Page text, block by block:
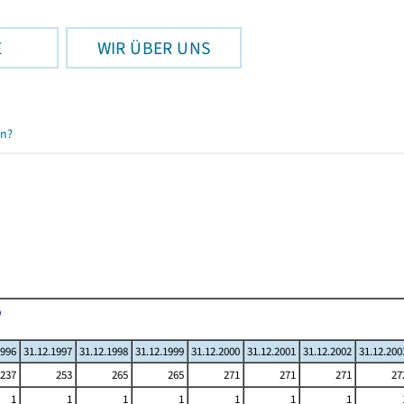
WIR ÜBER UNS
31.12.1997 31.12.1998 31.12.1999 31.12.2000 31.12.2001 31.12.2002
237 253 265 265 271 271 271
1 1 1 1 1 1 1